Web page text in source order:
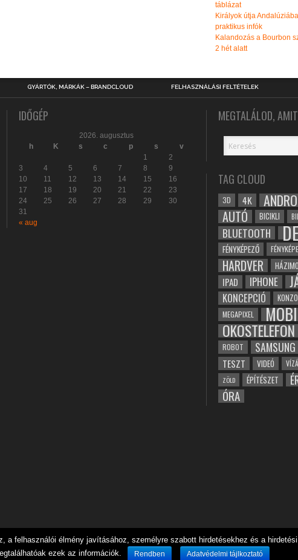
táblázat
Királyok útja
praktikus infók
Kalandozás a Bourbon
2 hét alatt
GYÁRTÓK, MÁRKÁK – BRANDCLOUD FELHASZNÁLÁSI FELTÉTELEK
IDŐGÉP
2026. augusztus
h
K s c p s
v
1
2
3
4 5 6 7 8
9
10
11 12 13 14 15
16
17
18 19 20 21 22
23
24
25 26 27 28 29
30
31
« aug
MEGTALÁLOD,
TAG CLOUD
3D 4K
AUTÓ BICIKLI
BLUETOOTH
FÉNYKÉPEZŐ
HARDVER
IPAD IPHONE
KONCEPCIÓ
MEGAPIXEL
OKOSTELEFON
ROBOT SAMSUNG
TESZT VIDEÓ
ZÖLD
ÉPÍTÉSZET
ÓRA
felhasználói élmény javításához, személyre szabott hirdetésekhez és a
ezek az információk.
Rendben Adatvédelmi tájlkoztató